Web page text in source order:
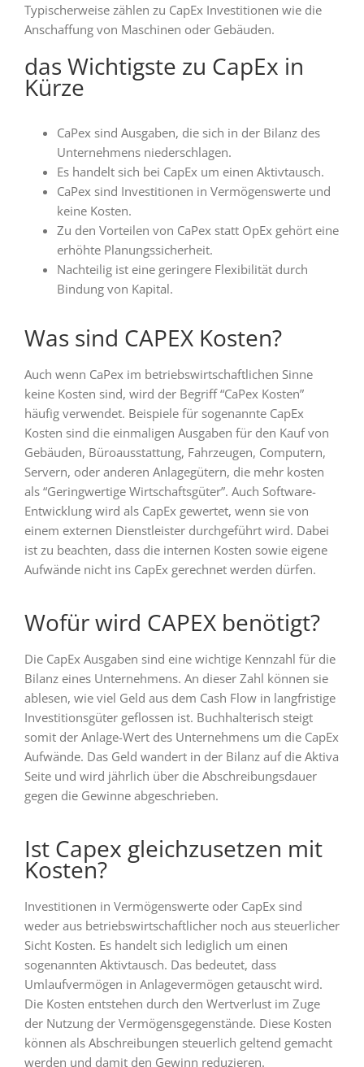
Typischerweise zählen zu CapEx Investitionen wie die
Anschaffung von Maschinen oder Gebäuden.
das Wichtigste zu CapEx in
Kürze
CaPex sind Ausgaben, die sich in der Bilanz des
Unternehmens niederschlagen.
Es handelt sich bei CapEx um einen Aktivtausch.
CaPex sind Investitionen in Vermögenswerte und
keine Kosten.
Zu den Vorteilen von CaPex statt OpEx gehört eine
erhöhte Planungssicherheit.
Nachteilig ist eine geringere Flexibilität durch
Bindung von Kapital.
Was sind CAPEX Kosten?
Auch wenn CaPex im betriebswirtschaftlichen Sinne
keine Kosten sind, wird der Begriff “CaPex Kosten”
häufig verwendet. Beispiele für sogenannte CapEx
Kosten sind die einmaligen Ausgaben für den Kauf von
Gebäuden, Büroausstattung, Fahrzeugen, Computern,
Servern, oder anderen Anlagegütern, die mehr kosten
als “Geringwertige Wirtschaftsgüter”. Auch Software-
Entwicklung wird als CapEx gewertet, wenn sie von
einem externen Dienstleister durchgeführt wird. Dabei
ist zu beachten, dass die internen Kosten sowie eigene
Aufwände nicht ins CapEx gerechnet werden dürfen.
Wofür wird CAPEX benötigt?
Die CapEx Ausgaben sind eine wichtige Kennzahl für die
Bilanz eines Unternehmens. An dieser Zahl können sie
ablesen, wie viel Geld aus dem Cash Flow in langfristige
Investitionsgüter geflossen ist. Buchhalterisch steigt
somit der Anlage-Wert des Unternehmens um die CapEx
Aufwände. Das Geld wandert in der Bilanz auf die Aktiva
Seite und wird jährlich über die Abschreibungsdauer
gegen die Gewinne abgeschrieben.
Ist Capex gleichzusetzen mit
Kosten?
Investitionen in Vermögenswerte oder CapEx sind
weder aus betriebswirtschaftlicher noch aus steuerlicher
Sicht Kosten. Es handelt sich lediglich um einen
sogenannten Aktivtausch. Das bedeutet, dass
Umlaufvermögen in Anlagevermögen getauscht wird.
Die Kosten entstehen durch den Wertverlust im Zuge
der Nutzung der Vermögensgegenstände. Diese Kosten
können als Abschreibungen steuerlich geltend gemacht
werden und damit den Gewinn reduzieren.